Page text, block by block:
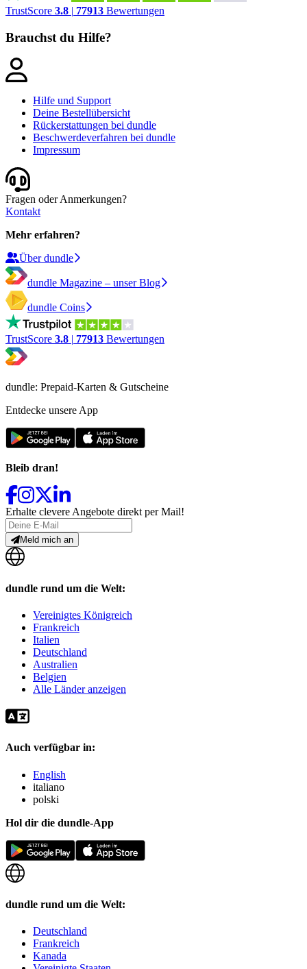
TrustScore 3.8 | 77913 Bewertungen
Brauchst du Hilfe?
Hilfe und Support
Deine Bestellübersicht
Rückerstattungen bei dundle
Beschwerdeverfahren bei dundle
Impressum
Fragen oder Anmerkungen?
Kontakt
Mehr erfahren?
Über dundle
dundle Magazine – unser Blog
dundle Coins
TrustScore 3.8 77913 Bewertungen
dundle: Prepaid-Karten & Gutscheine
Entdecke unsere App
Bleib dran!
Erhalte clevere Angebote direkt per Mail!
Meld mich an
dundle rund um die Welt:
Vereinigtes Königreich
Frankreich
Italien
Deutschland
Australien
Belgien
Alle Länder anzeigen
Auch verfügbar in:
English
italiano
polski
Hol dir die dundle-App
dundle rund um die Welt:
Deutschland
Frankreich
Kanada